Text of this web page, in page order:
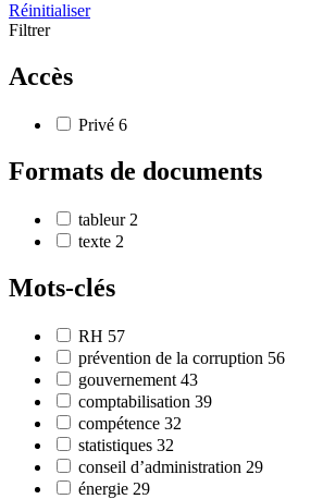
Réinitialiser
Filtrer
Accès
Privé 6
Formats de documents
tableur 2
texte 2
Mots-clés
RH 57
prévention de la corruption 56
gouvernement 43
comptabilisation 39
compétence 32
statistiques 32
conseil d’administration 29
énergie 29